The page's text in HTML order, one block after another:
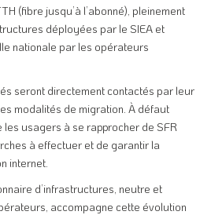
(fibre jusqu’à l’abonné), pleinement
déployées par le SIEA et
nationale par les opérateurs
seront directement contactés par leur
modalités de migration. À défaut
les usagers à se rapprocher de SFR
à effectuer et de garantir la
internet.
d’infrastructures, neutre et
accompagne cette évolution